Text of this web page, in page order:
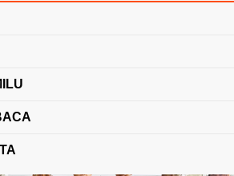
Tempuh Penanganan
ODGJ Resahkan Warga